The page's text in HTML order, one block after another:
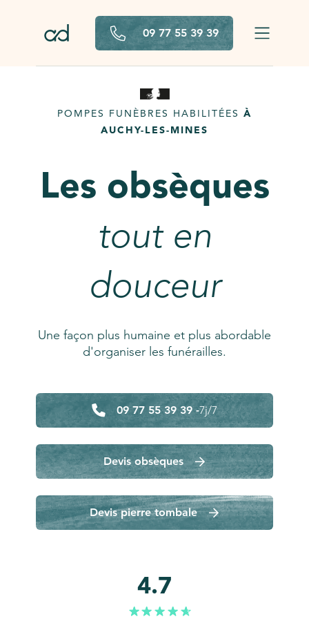
09 77 55 39 39
POMPES FUNÈBRES HABILITÉES À
AUCHY-LES-MINES
Les obsèques
tout en
douceur
Une façon plus humaine et plus abordable
d'organiser les funérailles.
09 77 55 39 39 -7j/7
Devis obsèques
Devis pierre tombale
4.7